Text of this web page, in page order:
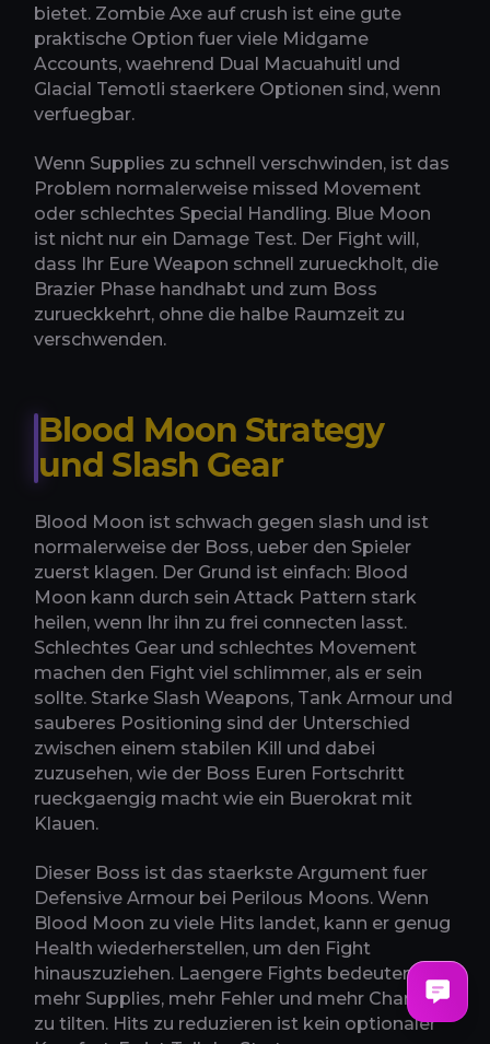
bietet. Zombie Axe auf crush ist eine gute
praktische Option fuer viele Midgame
Accounts, waehrend Dual Macuahuitl und
Glacial Temotli staerkere Optionen sind, wenn
verfuegbar.
Wenn Supplies zu schnell verschwinden, ist das
Problem normalerweise missed Movement
oder schlechtes Special Handling. Blue Moon
ist nicht nur ein Damage Test. Der Fight will,
dass Ihr Eure Weapon schnell zurueckholt, die
Brazier Phase handhabt und zum Boss
zurueckkehrt, ohne die halbe Raumzeit zu
verschwenden.
Blood Moon Strategy
und Slash Gear
Blood Moon ist schwach gegen slash und ist
normalerweise der Boss, ueber den Spieler
zuerst klagen. Der Grund ist einfach: Blood
Moon kann durch sein Attack Pattern stark
heilen, wenn Ihr ihn zu frei connecten lasst.
Schlechtes Gear und schlechtes Movement
machen den Fight viel schlimmer, als er sein
sollte. Starke Slash Weapons, Tank Armour und
sauberes Positioning sind der Unterschied
zwischen einem stabilen Kill und dabei
zuzusehen, wie der Boss Euren Fortschritt
rueckgaengig macht wie ein Buerokrat mit
Klauen.
Dieser Boss ist das staerkste Argument fuer
Defensive Armour bei Perilous Moons. Wenn
Blood Moon zu viele Hits landet, kann er genug
Health wiederherstellen, um den Fight
hinauszuziehen. Laengere Fights bedeuten
mehr Supplies, mehr Fehler und mehr Chancen
zu tilten. Hits zu reduzieren ist kein optionaler